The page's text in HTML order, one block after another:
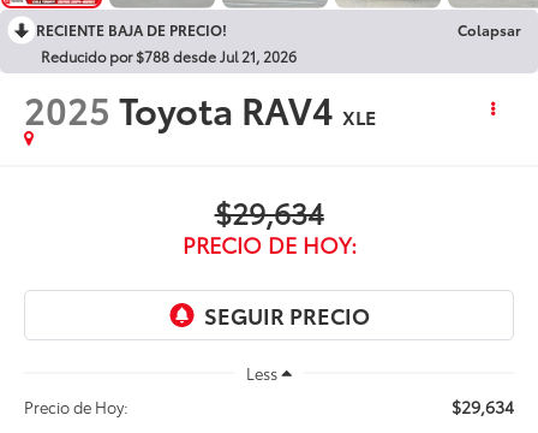
RECIENTE BAJA DE PRECIO!
Colapsar
Reducido por $788 desde Jul 21, 2026
2025 Toyota RAV4 XLE
$29,634
PRECIO DE HOY:
Less
Precio de Hoy:
$29,634